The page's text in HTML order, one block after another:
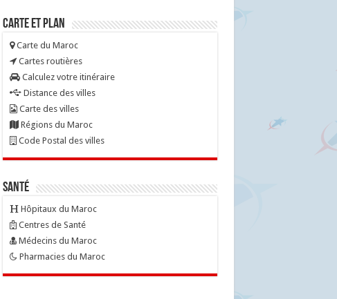
Carte et Plan
Carte du Maroc
Cartes routières
Calculez votre itinéraire
Distance des villes
Carte des villes
Régions du Maroc
Code Postal des villes
Santé
Hôpitaux du Maroc
Centres de Santé
Médecins du Maroc
Pharmacies du Maroc